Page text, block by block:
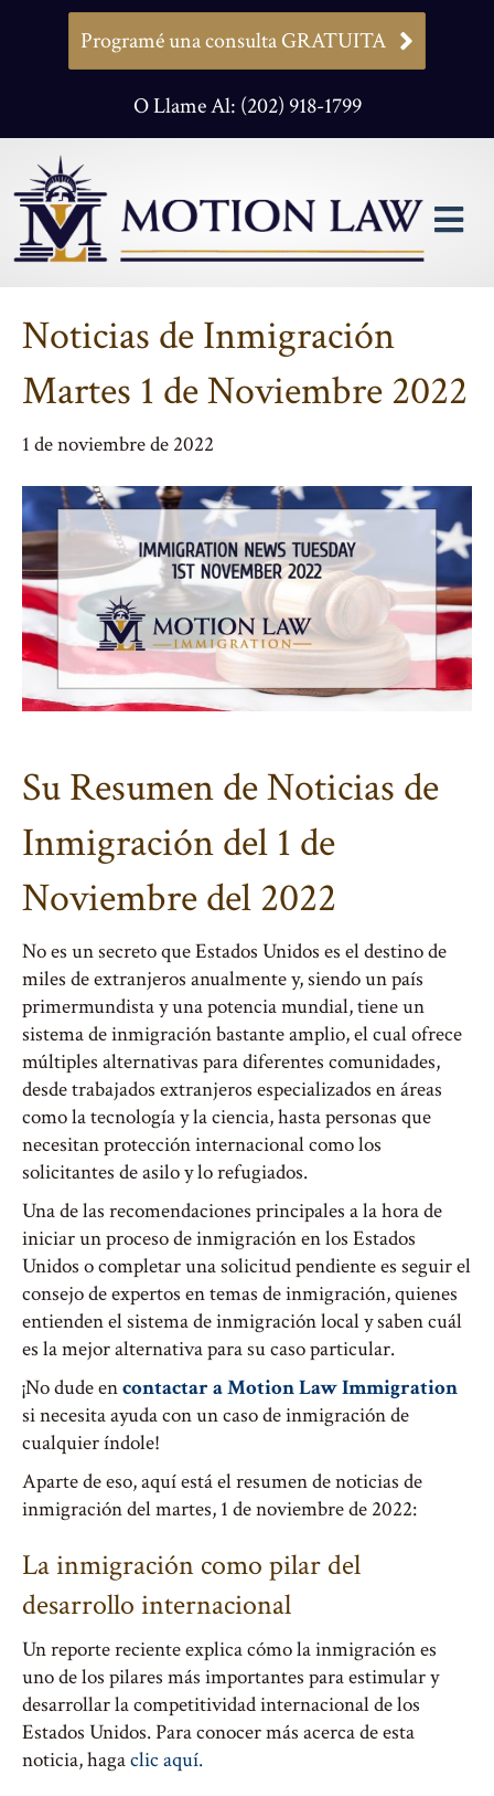
Programé una consulta GRATUITA
O Llame Al: (202) 918-1799
Noticias de Inmigración
Martes 1 de Noviembre 2022
1 de noviembre de 2022
Su Resumen de Noticias de
Inmigración del 1 de
Noviembre del 2022
No es un secreto que Estados Unidos es el destino de
miles de extranjeros anualmente y, siendo un país
primermundista y una potencia mundial, tiene un
sistema de inmigración bastante amplio, el cual ofrece
múltiples alternativas para diferentes comunidades,
desde trabajados extranjeros especializados en áreas
como la tecnología y la ciencia, hasta personas que
necesitan protección internacional como los
solicitantes de asilo y lo refugiados.
Una de las recomendaciones principales a la hora de
iniciar un proceso de inmigración en los Estados
Unidos o completar una solicitud pendiente es seguir el
consejo de expertos en temas de inmigración, quienes
entienden el sistema de inmigración local y saben cuál
es la mejor alternativa para su caso particular.
¡No dude encontactar a Motion Law Immigration
si necesita ayuda con un caso de inmigración de
cualquier índole!
Aparte de eso, aquí está el resumen de noticias de
inmigración del martes, 1 de noviembre de 2022:
La inmigración como pilar del
desarrollo internacional
Un reporte reciente explica cómo la inmigración es
uno de los pilares más importantes para estimular y
desarrollar la competitividad internacional de los
Estados Unidos. Para conocer más acerca de esta
noticia, hagaclic aquí.